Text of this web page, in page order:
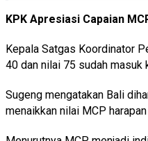
KPK Apresiasi Capaian
Kepala Satgas Koordinator
40 dan nilai 75 sudah masuk
Sugeng mengatakan Bali
menaikkan nilai MCP